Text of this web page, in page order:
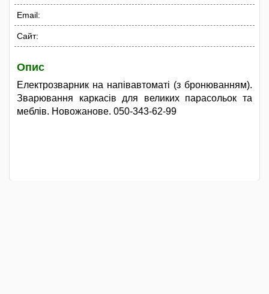
Email:
Сайт:
Опис
Електрозварник на напівавтоматі (з бронюванням).
Зварювання каркасів для великих парасольок та
меблів. Новожанове. 050-343-62-99